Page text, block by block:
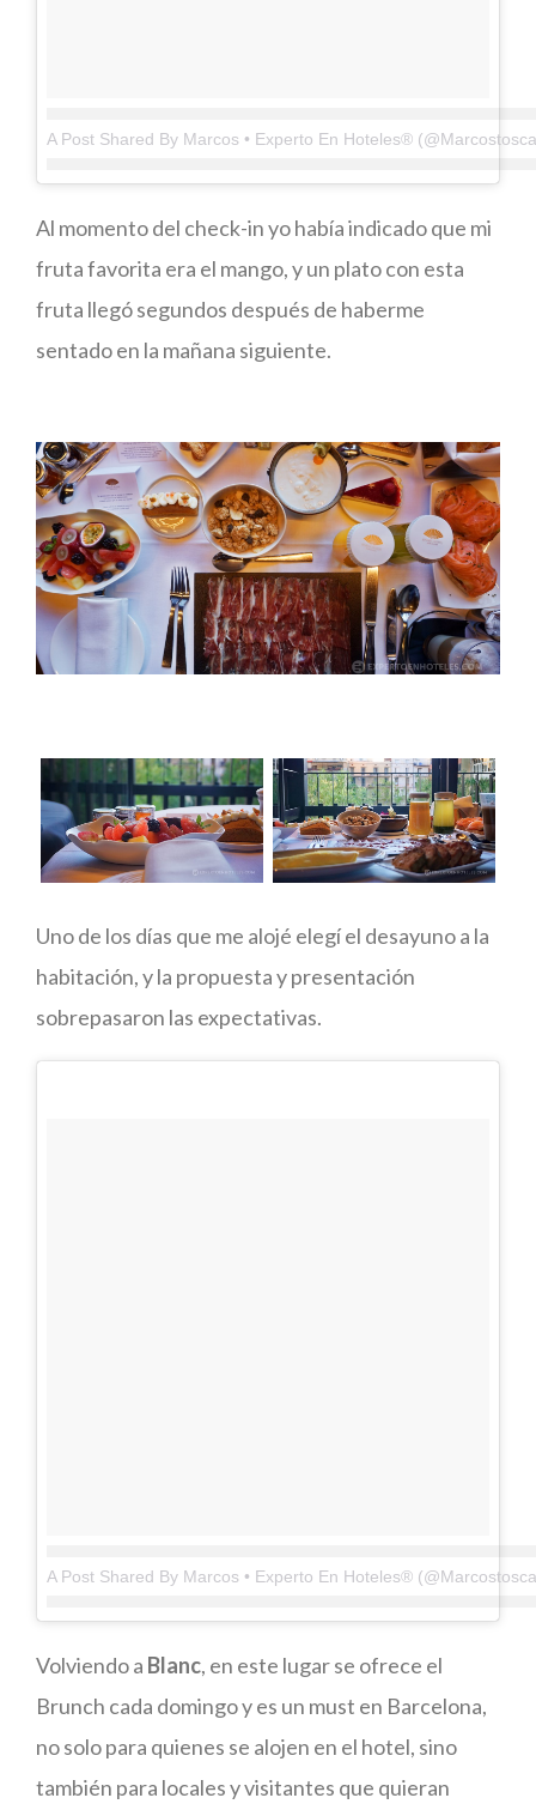
A Post Shared By Marcos • Experto En Hoteles®
Al momento del check-in yo había indicado que mi
fruta favorita era el mango, y un plato con esta
fruta llegó segundos después de haberme
sentado en la mañana siguiente.
Uno de los días que me alojé elegí el desayuno a la
habitación, y la propuesta y presentación
sobrepasaron las expectativas.
A Post Shared By Marcos • Experto En Hoteles®
Volviendo a Blanc, en este lugar se ofrece el
Brunch cada domingo y es un must en Barcelona,
no solo para quienes se alojen en el hotel, sino
también para locales y visitantes que quieran